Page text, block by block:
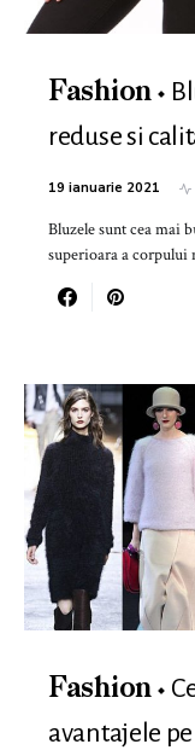
Fashion
reduse si
19 ianuarie 2021
Bluzele sunt cea mai
superioara a
Fashion
avantajele